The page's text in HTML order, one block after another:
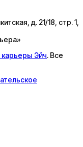
д. 21/18, стр. 1,
карьеры Эйч. Все